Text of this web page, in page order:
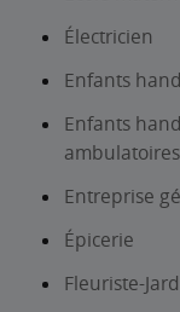
Électricien
Enfants
Enfants
ambulatoires
Entreprise
Épicerie
Fleuriste-